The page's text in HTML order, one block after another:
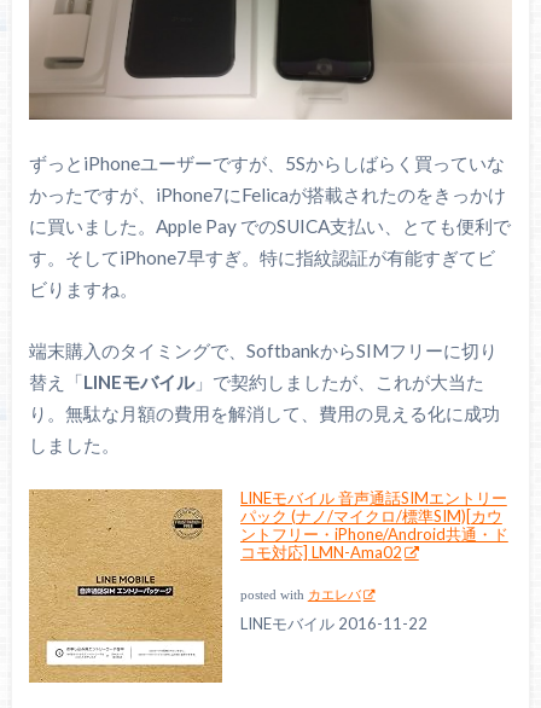
ずっとiPhoneユーザーですが、5Sからしばらく買っていな
かったですが、iPhone7にFelicaが搭載されたのをきっかけ
に買いました。Apple Pay でのSUICA支払い、とても便利で
す。そしてiPhone7早すぎ。特に指紋認証が有能すぎてビ
ビりますね。
端末購入のタイミングで、SoftbankからSIMフリーに切り
替え「LINEモバイル」で契約しましたが、これが大当た
り。無駄な月額の費用を解消して、費用の見える化に成功
しました。
LINEモバイル 音声通話SIMエントリー
パック (ナノ/マイクロ/標準SIM)[カウ
ントフリー・iPhone/Android共通・ド
コモ対応] LMN-Ama02
posted with カエレバ
LINEモバイル 2016-11-22